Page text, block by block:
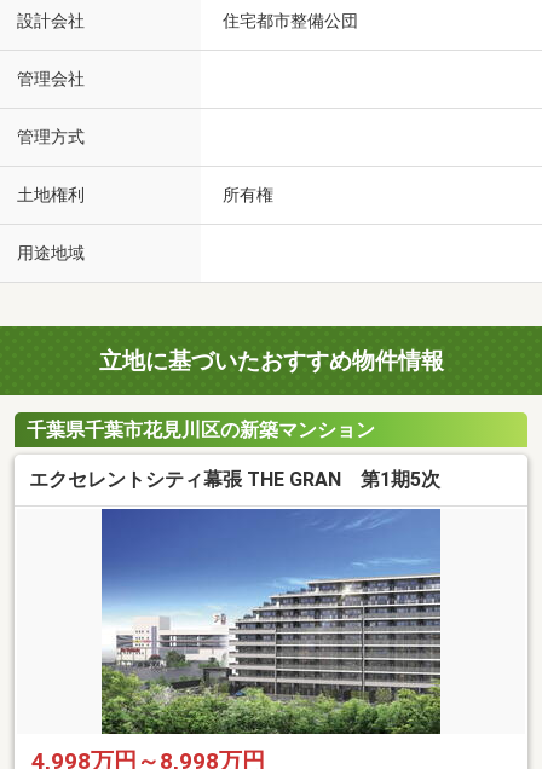
設計会社 住宅都市整備公団
管理会社
管理方式
土地権利 所有権
用途地域
立地に基づいたおすすめ物件情報
千葉県千葉市花見川区の新築マンション
エクセレントシティ幕張 THE GRAN 第1期5次
4,998万円～8,998万円